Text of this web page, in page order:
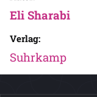
Eli Sharabi
Verlag:
Suhrkamp